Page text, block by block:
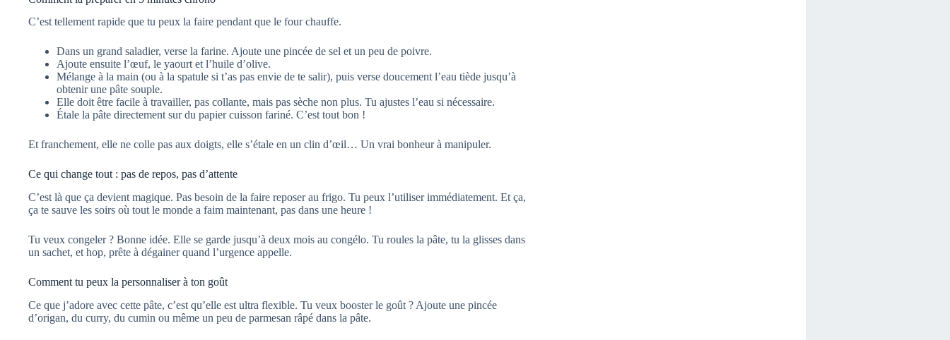
C’est tellement rapide que tu peux la faire pendant que le four chauffe.
Dans un grand saladier, verse la farine. Ajoute une pincée de sel et un peu de poivre.
Ajoute ensuite l’œuf, le yaourt et l’huile d’olive.
Mélange à la main (ou à la spatule si t’as pas envie de te salir), puis verse doucement l’eau tiède jusqu’à
obtenir une pâte souple.
Elle doit être facile à travailler, pas collante, mais pas sèche non plus. Tu ajustes l’eau si nécessaire.
Étale la pâte directement sur du papier cuisson fariné. C’est tout bon !
Et franchement, elle ne colle pas aux doigts, elle s’étale en un clin d’œil… Un vrai bonheur à manipuler.
Ce qui change tout : pas de repos, pas d’attente
C’est là que ça devient magique. Pas besoin de la faire reposer au frigo. Tu peux l’utiliser immédiatement. Et ça,
ça te sauve les soirs où tout le monde a faim maintenant, pas dans une heure !
Tu veux congeler ? Bonne idée. Elle se garde jusqu’à deux mois au congélo. Tu roules la pâte, tu la glisses dans
un sachet, et hop, prête à dégainer quand l’urgence appelle.
Comment tu peux la personnaliser à ton goût
Ce que j’adore avec cette pâte, c’est qu’elle est ultra flexible. Tu veux booster le goût ? Ajoute une pincée
d’origan, du curry, du cumin ou même un peu de parmesan râpé dans la pâte.